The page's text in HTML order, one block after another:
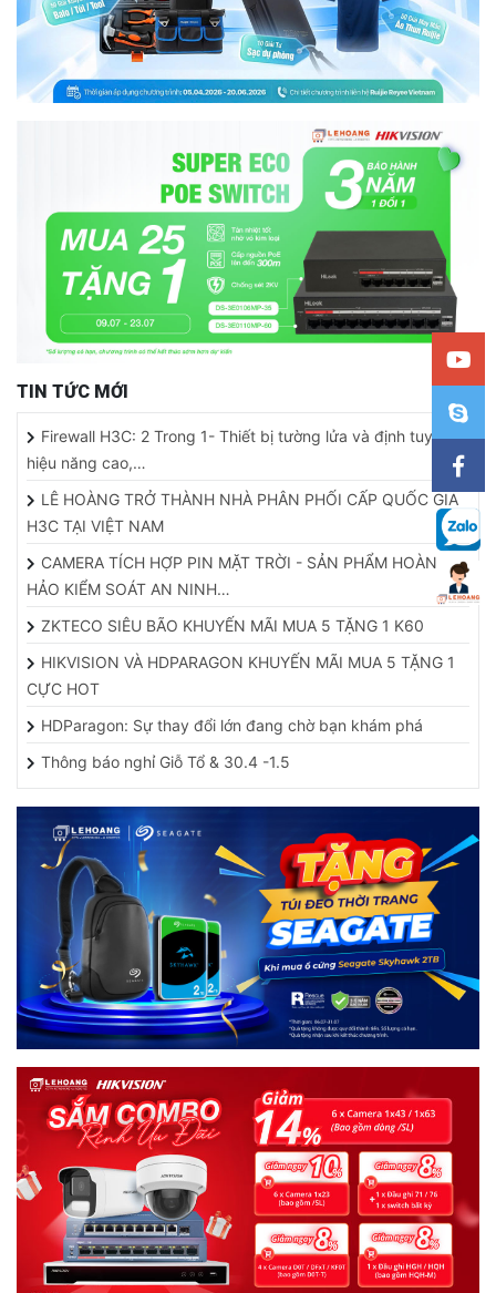
TIN TỨC MỚI
Firewall H3C: 2 Trong 1- Thiết bị tường lửa và định tuyến
hiệu năng cao,…
LÊ HOÀNG TRỞ THÀNH NHÀ PHÂN PHỐI CẤP QUỐC GIA
H3C TẠI VIỆT NAM
CAMERA TÍCH HỢP PIN MẶT TRỜI - SẢN PHẨM HOÀN
HẢO KIỂM SOÁT AN NINH…
ZKTECO SIÊU BÃO KHUYẾN MÃI MUA 5 TẶNG 1 K60
HIKVISION VÀ HDPARAGON KHUYẾN MÃI MUA 5 TẶNG 1
CỰC HOT
HDParagon: Sự thay đổi lớn đang chờ bạn khám phá
Thông báo nghỉ Giỗ Tổ & 30.4 -1.5